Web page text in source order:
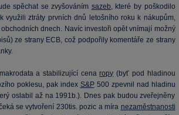
spěchat se zvyšováním sazeb, které by poškodilo
využili ztráty prvních dnů letošního roku k nákupům,
dnech. Navíc investoři opět vnímají možný
ze strany ECB, což podpořily komentáře ze strany
a stabilizující cenaropy (byť pod hladinou
poklesu, pak index S&P500 zpevnil nad hladinu
oslabil až na 1991b.). Dnes pak budou zveřejněny
se vytvoření 230tis. pozic a míra nezaměstnanosti